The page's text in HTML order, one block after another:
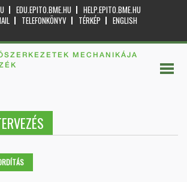
EDU.EPITO.BME.HU
HELP.EPITO.BME.HU
TELEFONKÖNYV TÉRKÉP
ENGLISH
MECHANIKÁJA